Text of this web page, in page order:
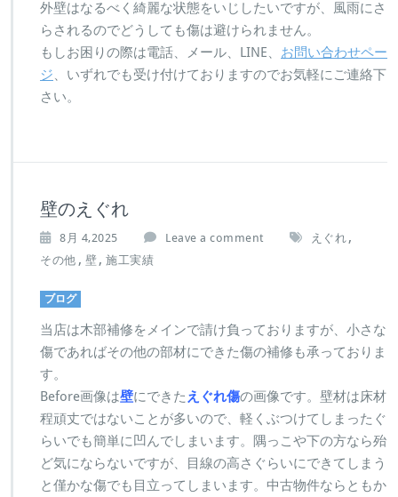
外壁はなるべく綺麗な状態をいじしたいですが、風雨にさ
らされるのでどうしても傷は避けられません。
もしお困りの際は電話、メール、LINE、 お問い合わせペー
ジ、いずれでも受け付けておりますのでお気軽にご連絡下
さい。
壁のえぐれ
8月 4,2025 Leave a comment えぐれ ,
その他 , 壁 , 施工実績
ブログ
当店は木部補修をメインで請け負っておりますが、小さな
傷であればその他の部材にできた傷の補修も承っておりま
す。
Before画像は壁にできた えぐれ傷の画像です。壁材は床材
程頑丈ではないことが多いので、軽くぶつけてしまったぐ
らいでも簡単に凹んでしまいます。隅っこや下の方なら殆
ど気にならないですが、目線の高さぐらいにできてしまう
と僅かな傷でも目立ってしまいます。中古物件ならともか